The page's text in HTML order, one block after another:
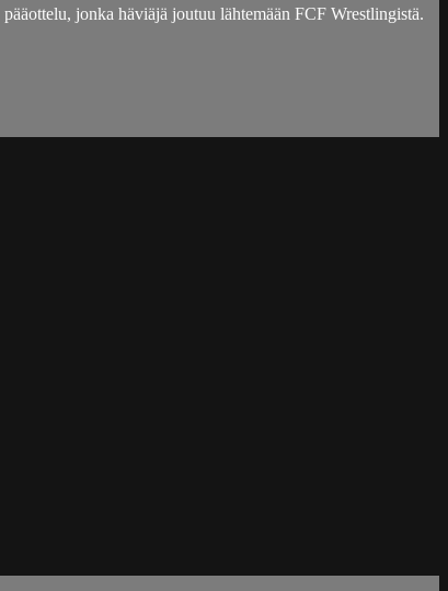
jonka häviäjä joutuu lähtemään FCF Wrestlingistä.